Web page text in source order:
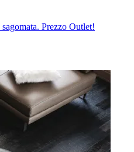
Prezzo Outlet!